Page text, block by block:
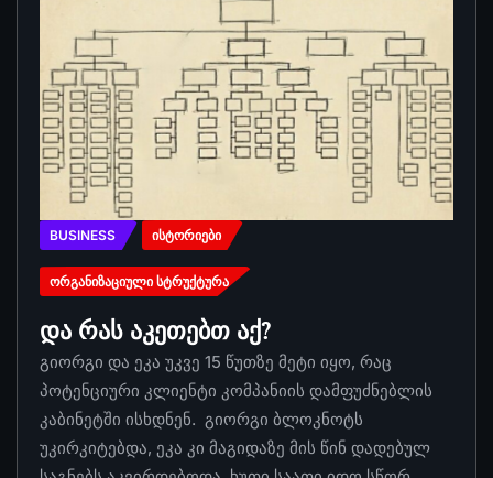
BUSINESS ᲘᲡᲢᲝᲠᲘᲔᲑᲘ
ᲝᲠᲒᲐᲜᲘᲖᲐᲪᲘᲣᲚᲘ ᲡᲢᲠᲣᲥᲢᲣᲠᲐ
და რას აკეთებთ აქ?
გიორგი და ეკა უკვე 15 წუთზე მეტი იყო, რაც
პოტენციური კლიენტი კომპანიის დამფუძნებლის
კაბინეტში ისხდნენ. გიორგი ბლოკნოტს
უკირკიტებდა, ეკა კი მაგიდაზე მის წინ დადებულ